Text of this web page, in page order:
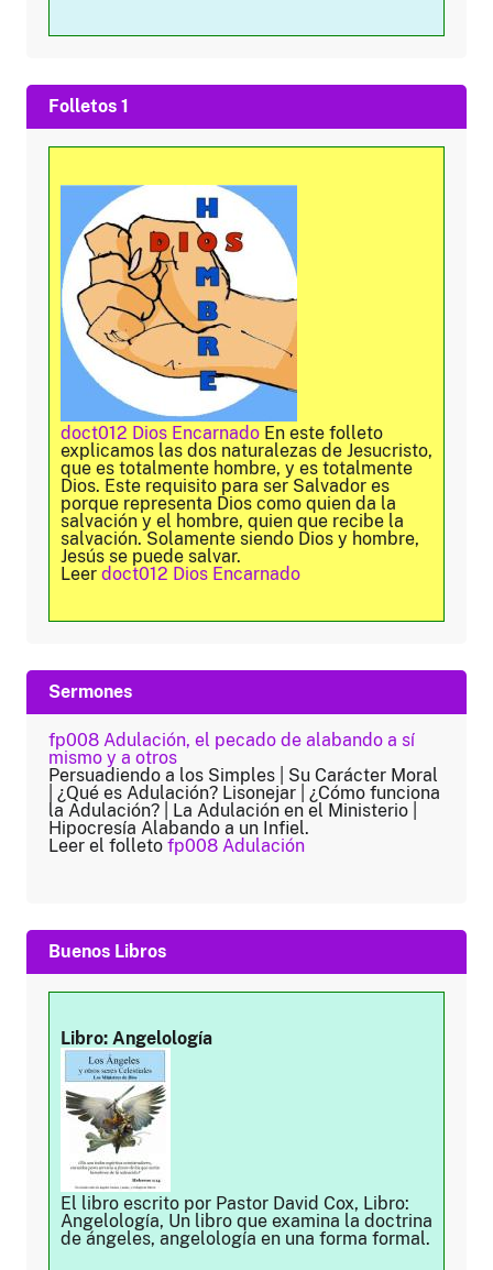
Folletos 1
doct012 Dios Encarnado En este folleto
explicamos las dos naturalezas de Jesucristo,
que es totalmente hombre, y es totalmente
Dios. Este requisito para ser Salvador es
porque representa Dios como quien da la
salvación y el hombre, quien que recibe la
salvación. Solamente siendo Dios y hombre,
Jesús se puede salvar.
Leer doct012 Dios Encarnado
Sermones
fp008 Adulación, el pecado de alabando a sí
mismo y a otros
Persuadiendo a los Simples | Su Carácter Moral
| ¿Qué es Adulación? Lisonejar | ¿Cómo funciona
la Adulación? | La Adulación en el Ministerio |
Hipocresía Alabando a un Infiel.
Leer el folleto fp008 Adulación
Buenos Libros
Libro: Angelología
El libro escrito por Pastor David Cox, Libro:
Angelología, Un libro que examina la doctrina
de ángeles, angelología en una forma formal.